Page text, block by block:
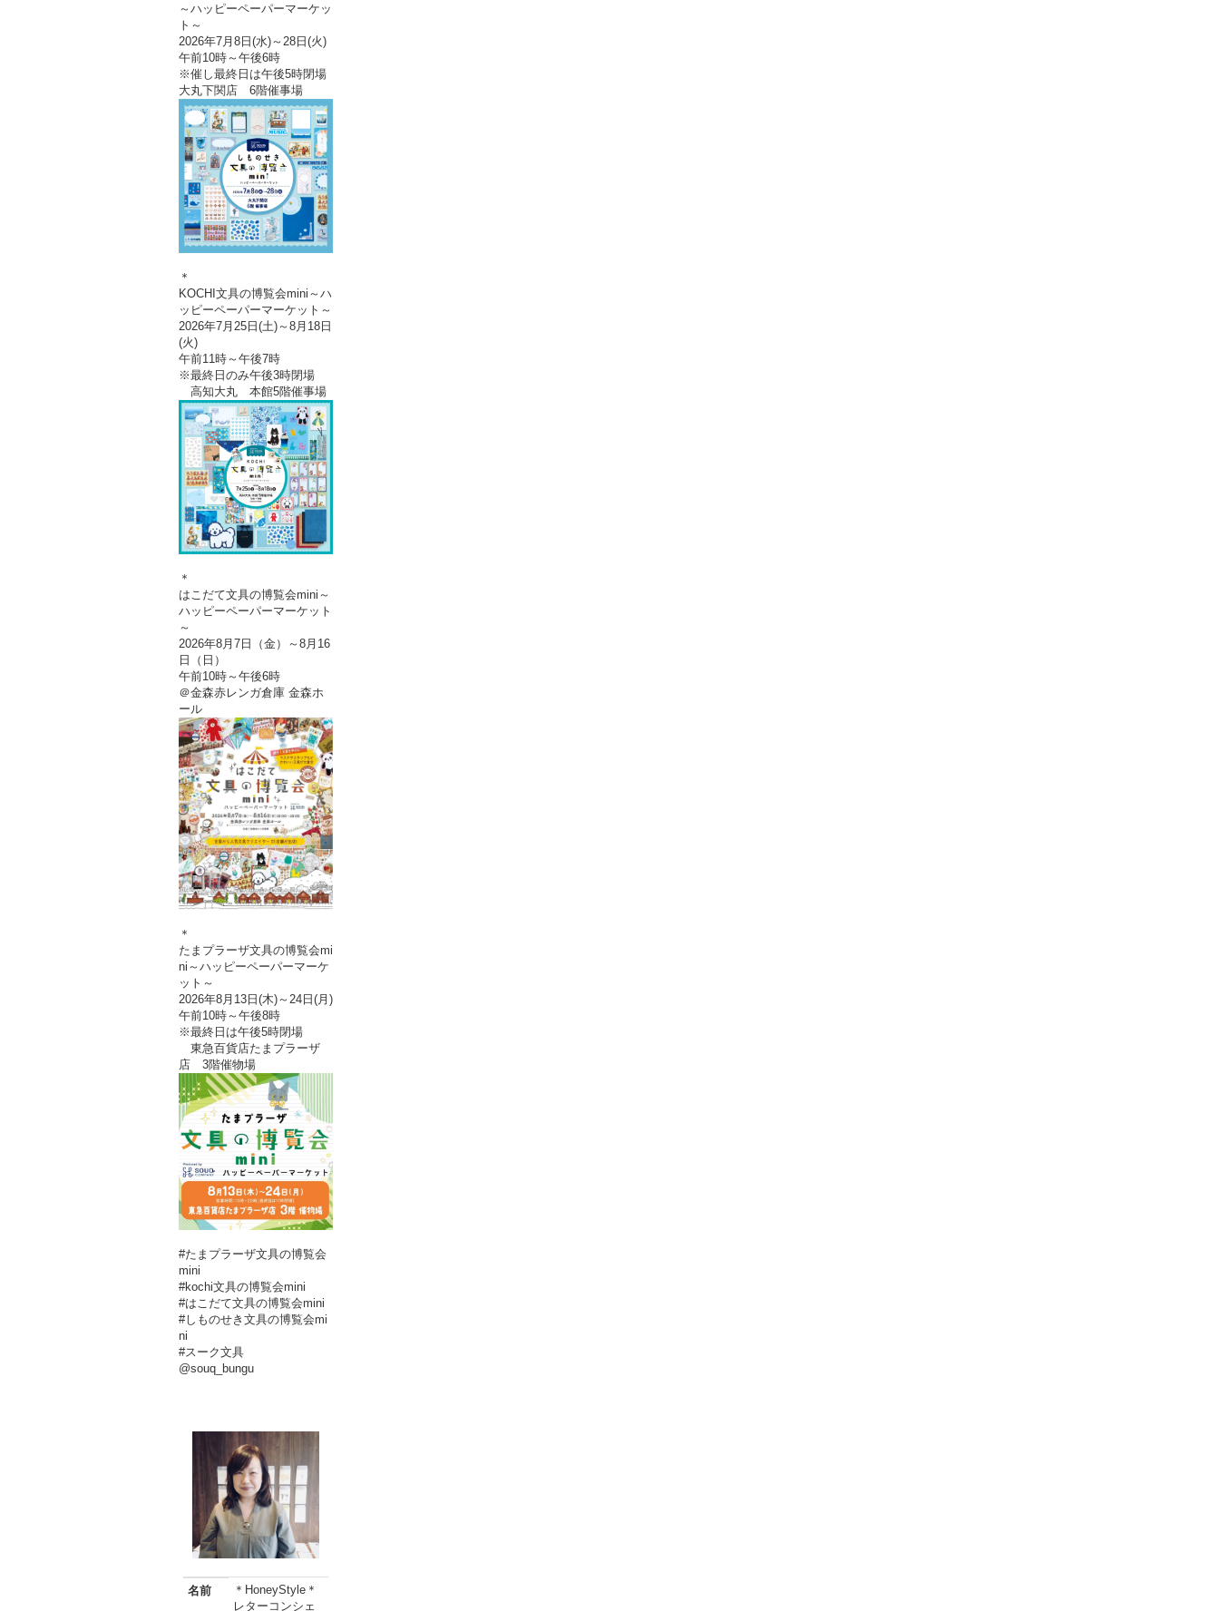
～ハッピーペーパーマーケッ
ト～
2026年7月8日(水)～28日(火)
午前10時～午後6時
※催し最終日は午後5時閉場
大丸下関店 6階催事場
＊
KOCHI文具の博覧会mini～ハ
ッピーペーパーマーケット～
2026年7月25日(土)～8月18日
(火)
午前11時～午後7時
※最終日のみ午後3時閉場
高知大丸 本館5階催事場
＊
はこだて文具の博覧会mini～
ハッピーペーパーマーケット
～
2026年8月7日（金）～8月16
日（日）
午前10時～午後6時
＠金森赤レンガ倉庫 金森ホ
ール
＊
たまプラーザ文具の博覧会mi
ni～ハッピーペーパーマーケ
ット～
2026年8月13日(木)～24日(月)
午前10時～午後8時
※最終日は午後5時閉場
東急百貨店たまプラーザ
店 3階催物場
#たまプラーザ文具の博覧会
mini
#kochi文具の博覧会mini
#はこだて文具の博覧会mini
#しものせき文具の博覧会mi
ni
#スーク文具
@souq_bungu
名前
＊HoneyStyle＊
レターコンシェ